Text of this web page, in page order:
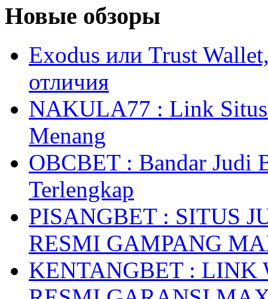
Новые обзоры
Exodus или Trust
отличия
NAKULA77 : Link Situs
Menang
OBCBET : Bandar Judi
Terlengkap
PISANGBET : SITUS
RESMI GAMPANG
KENTANGBET : LINK